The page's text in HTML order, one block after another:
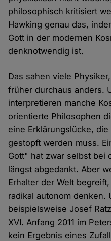
philosophisch kritisiert
Hawking genau das,
Gott in der modernen
denknotwendig ist.
Das sahen viele
früher durchaus anders.
interpretieren manche
orientierte Philosophen
eine Erklärungslücke,
gestopft werden muss.
Gott" hat zwar selbst bei
längst abgedankt. Aber
Erhalter der Welt
radikal autonom denken.
beispielsweise Josef
XVI. Anfang 2011 im
kein Ergebnis eines